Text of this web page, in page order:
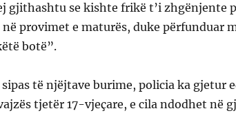
gjithashtu se kishte frikë t’i zhgënjente
provimet e maturës, duke përfunduar
botë”.
të njëjtave burime, policia ka gjetur
tjetër 17-vjeçare, e cila ndodhet në